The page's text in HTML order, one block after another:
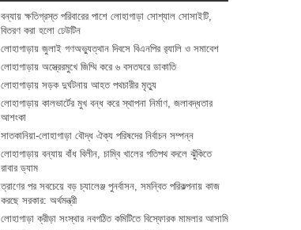
বন্যায় ক্ষতিগ্রস্ত পরিবারের পাশে লোহাগাড়া সোশ্যাল সোসাইটি,
বিতরণ করা হলো ঢেউটিন
লোহাগাড়ায় জুলাই গণঅভ্যুত্থান দিবসে বিএনপির র‌্যালি ও সমাবেশ
লোহাগাড়ায় অস্ত্রেরমুখে জিম্মি করে ৬ বসতঘরে ডাকাতি
লোহাগাড়ায় সড়ক দুর্ঘটনায় আহত পথচারীর মৃত্যু
লোহাগাড়ায় কালভার্টের মুখ বন্ধ করে স্থাপনা নির্মাণ, জলাবদ্ধতার
আশংকা
সাতকানিয়া-লোহাগাড়া বৌদ্ধ ঐক্য পরিষদের নির্বাচন সম্পন্ন
লোহাগাড়ায় বন্যায় বাঁধ বিলীন, চাম্বি খালের গতিপথ বদলে ঝুঁকিতে
রাবার ড্যাম
ত্রাণের পর সবচেয়ে বড় চ্যালেঞ্জ পুনর্বাসন, সমন্বিত পরিকল্পনায় কাজ
করছে সরকার: অর্থমন্ত্রী
লোহাগাড়া ক্রীড়া সংস্থার নবগঠিত কমিটিতে বিস্ফোরক মামলার আসামি